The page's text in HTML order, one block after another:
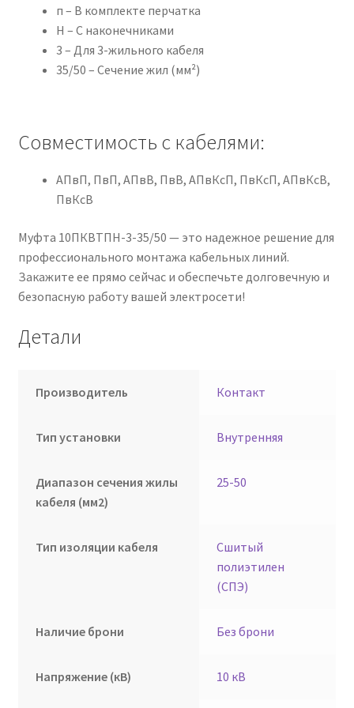
п – В комплекте перчатка
Н – С наконечниками
3 – Для 3-жильного кабеля
35/50 – Сечение жил (мм²)
Совместимость с кабелями:
АПвП, ПвП, АПвВ, ПвВ, АПвКсП, ПвКсП, АПвКсВ,
ПвКсВ
Муфта 10ПКВТПН-3-35/50 — это надежное решение для
профессионального монтажа кабельных линий.
Закажите ее прямо сейчас и обеспечьте долговечную и
безопасную работу вашей электросети!
Детали
Производитель Контакт
Тип установки Внутренняя
Диапазон сечения жилы
кабеля (мм2)
25-50
Тип изоляции кабеля
Сшитый
полиэтилен
(СПЭ)
Наличие брони Без брони
Напряжение (кВ) 10 кВ